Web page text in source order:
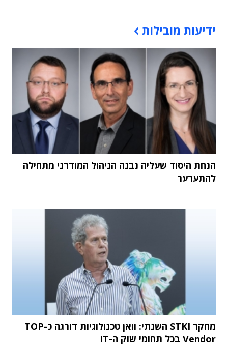
ידיעות מובילות
הנחת היסוד שעליה נבנה הניהול המודרני מתחילה
להתערער
מחקר STKI השנתי: וואן טכנולוגיות דורגה כ-TOP
Vendor בכל תחומי שוק ה-IT